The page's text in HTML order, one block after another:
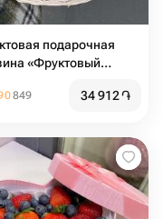
подарочная
«Фруктовый
849 34 912֏